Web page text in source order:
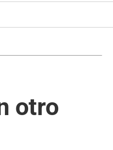
otro